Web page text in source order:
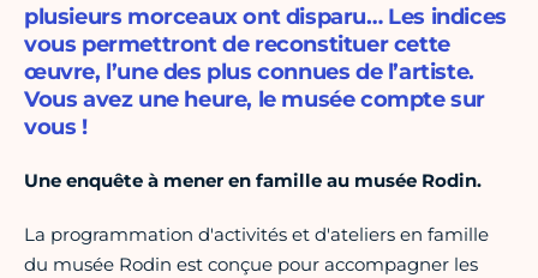
plusieurs morceaux ont disparu… Les indices
vous permettront de reconstituer cette
œuvre, l’une des plus connues de l’artiste.
Vous avez une heure, le musée compte sur
vous !
Une enquête à mener en famille au musée Rodin.
La programmation d'activités et d'ateliers en famille
du musée Rodin est conçue pour accompagner les